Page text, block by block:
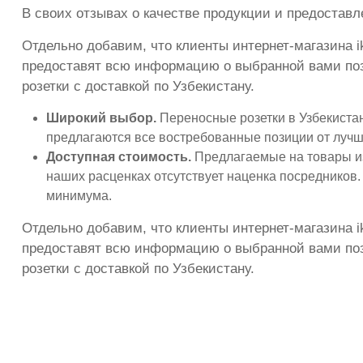
В своих отзывах о качестве продукции и
Отдельно добавим, что клиенты интернет-магазина
предоставят всю информацию о выбранной вами
розетки с доставкой по Узбекистану.
Широкий выбор. Переносные розетки в
предлагаются все востребованные позиции от
Доступная стоимость. Предлагаемые на товары
наших расценках отсутствует наценка
минимума.
Отдельно добавим, что клиенты интернет-магазина
предоставят всю информацию о выбранной вами
розетки с доставкой по Узбекистану.